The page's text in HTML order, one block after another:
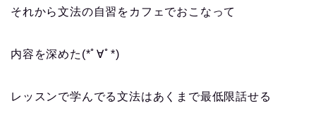
それから文法の自習をカフェでおこなって
内容を深めた(*ﾟ∀ﾟ*)
レッスンで学んでる文法はあくまで最低限話せる